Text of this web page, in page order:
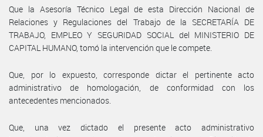
Que la Asesoría Técnico Legal de esta Dirección Nacional de
Relaciones y Regulaciones del Trabajo de la SECRETARÍA DE
TRABAJO, EMPLEO Y SEGURIDAD SOCIAL del MINISTERIO DE
CAPITAL HUMANO, tomó la intervención que le compete.
Que, por lo expuesto, corresponde dictar el pertinente acto
administrativo de homologación, de conformidad con los
antecedentes mencionados.
Que, una vez dictado el presente acto administrativo